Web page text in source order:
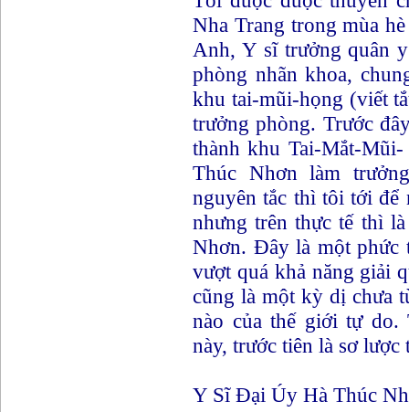
Nha Trang trong mùa
Anh, Y sĩ trưởng quân
phòng nhãn khoa,
khu tai-mũi-họng (viết
trưởng phòng. Trước
thành khu Tai-Mắt-
Thúc Nhơn làm
nguyên tắc thì tôi tới để
nhưng trên thực tế thì
Nhơn. Đây là một phức
vượt quá khả năng giải
cũng là một kỳ dị chưa
nào của thế giới tự do.
này, trước tiên là sơ
Y Sĩ Đại Úy Hà Thúc